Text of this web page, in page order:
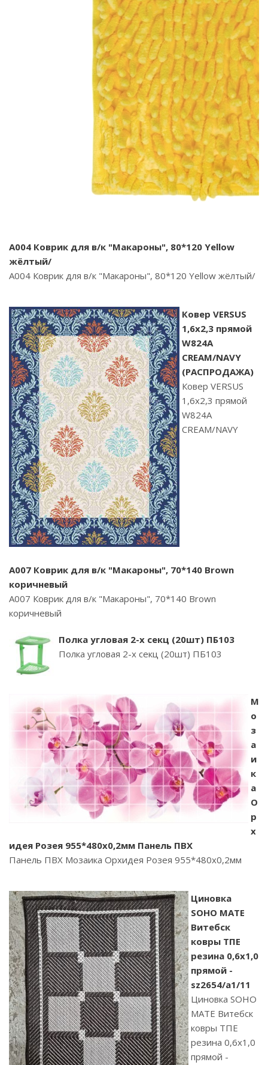
A004 Коврик для в/к "Макароны", 80*120 Yellow
жёлтый/
A004 Коврик для в/к "Макароны", 80*120 Yellow жёлтый/
Ковер VERSUS
1,6х2,3 прямой
W824A
CREAM/NAVY
(РАСПРОДАЖА)
Ковер VERSUS
1,6х2,3 прямой
W824A
CREAM/NAVY
A007 Коврик для в/к "Макароны", 70*140 Brown
коричневый
A007 Коврик для в/к "Макароны", 70*140 Brown
коричневый
Полка угловая 2-х секц (20шт) ПБ103
Полка угловая 2-х секц (20шт) ПБ103
М
о
з
а
и
к
а
О
р
х
идея Розея 955*480х0,2мм Панель ПВХ
Панель ПВХ Мозаика Орхидея Розея 955*480х0,2мм
Циновка
SOHO MATE
Витебск
ковры ТПЕ
резина 0,6х1,0
прямой -
sz2654/a1/11
Циновка SOHO
MATE Витебск
ковры ТПЕ
резина 0,6х1,0
прямой -